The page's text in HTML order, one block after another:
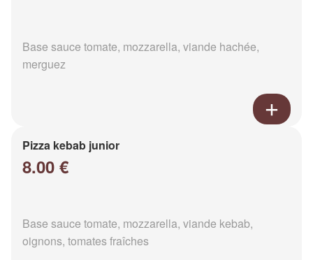
Base sauce tomate, mozzarella, viande hachée,
merguez
Pizza kebab junior
8.00 €
Base sauce tomate, mozzarella, viande kebab,
oignons, tomates fraîches